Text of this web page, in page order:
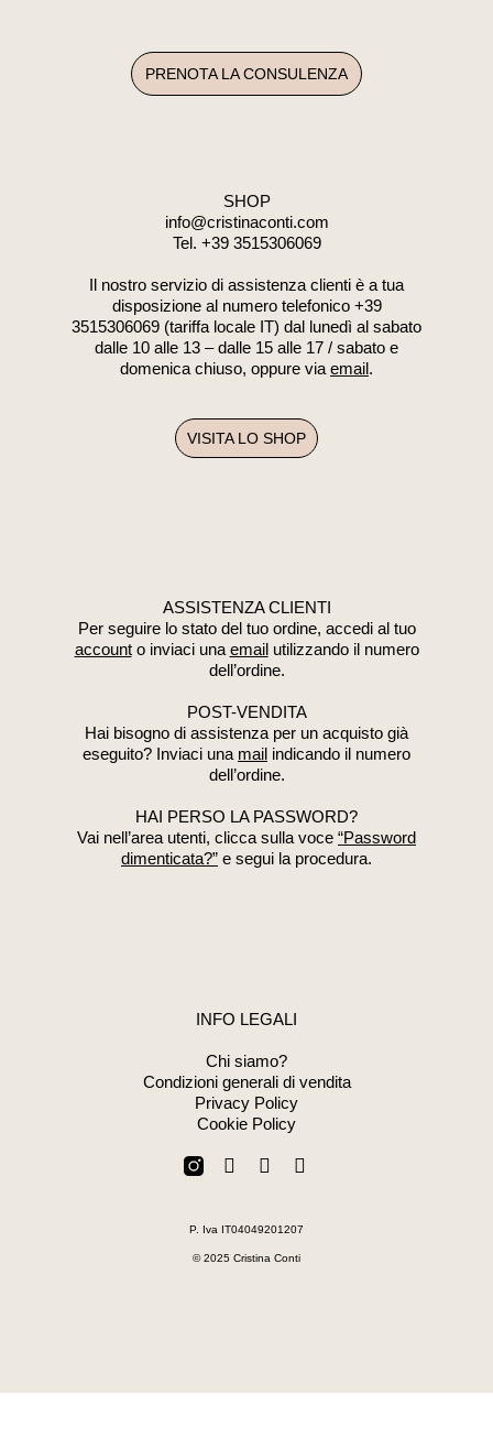
PRENOTA LA CONSULENZA
SHOP
info@cristinaconti.com
Tel. +39 3515306069
Il nostro servizio di assistenza clienti è a tua
disposizione al numero telefonico +39
3515306069 (tariffa locale IT) dal lunedì al sabato
dalle 10 alle 13 – dalle 15 alle 17 / sabato e
domenica chiuso, oppure via email.
VISITA LO SHOP
ASSISTENZA CLIENTI
Per seguire lo stato del tuo ordine, accedi al tuo
accounto inviaci una emailutilizzando il numero
dell’ordine.
POST-VENDITA
Hai bisogno di assistenza per un acquisto già
eseguito? Inviaci una mail indicando il numero
dell’ordine.
HAI PERSO LA PASSWORD?
Vai nell’area utenti, clicca sulla voce “Password
dimenticata?” e segui la procedura.
INFO LEGALI
Chi siamo?
Condizioni generali di vendita
Privacy Policy
Cookie Policy
F
e
o
W
t
a
E
e
o
P. Iva IT04049201207
© 2025 Cristina Conti